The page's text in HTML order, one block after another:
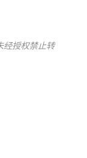
经授权禁止转